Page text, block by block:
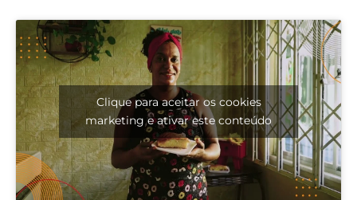
Clique para aceitar os cookies
marketing e ativar este conteúdo